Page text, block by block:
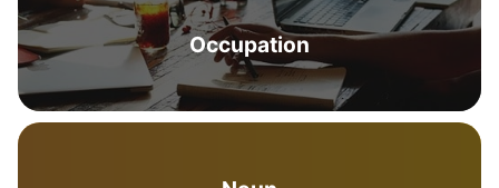
Occupation